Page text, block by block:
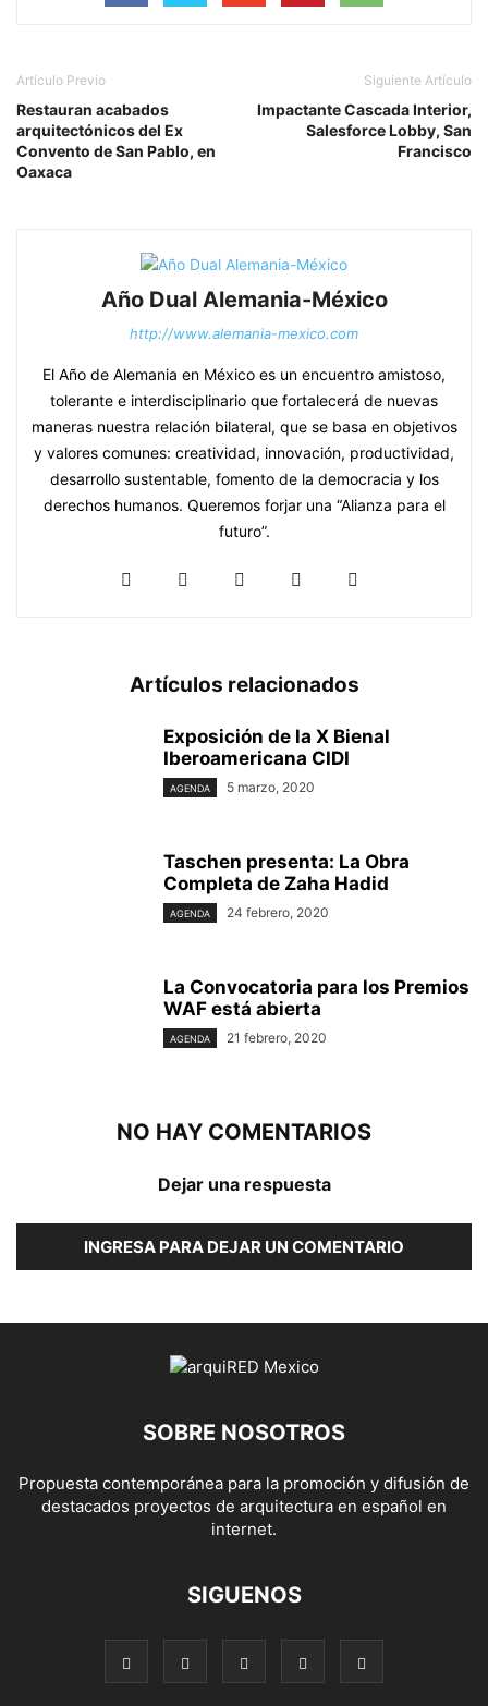
Artículo Previo
Restauran acabados
arquitectónicos del Ex
Convento de San Pablo, en
Oaxaca
Siguiente Artículo
Impactante Cascada Interior,
Salesforce Lobby, San
Francisco
Año Dual Alemania-México
http://www.alemania-mexico.com
El Año de Alemania en México es un encuentro amistoso,
tolerante e interdisciplinario que fortalecerá de nuevas
maneras nuestra relación bilateral, que se basa en objetivos
y valores comunes: creatividad, innovación, productividad,
desarrollo sustentable, fomento de la democracia y los
derechos humanos. Queremos forjar una “Alianza para el
futuro”.
Artículos relacionados
Exposición de la X Bienal
Iberoamericana CIDI
AGENDA 5 marzo, 2020
Taschen presenta: La Obra
Completa de Zaha Hadid
AGENDA 24 febrero, 2020
La Convocatoria para los Premios
WAF está abierta
AGENDA 21 febrero, 2020
NO HAY COMENTARIOS
Dejar una respuesta
INGRESA PARA DEJAR UN COMENTARIO
SOBRE NOSOTROS
Propuesta contemporánea para la promoción y difusión de
destacados proyectos de arquitectura en español en
internet.
SIGUENOS